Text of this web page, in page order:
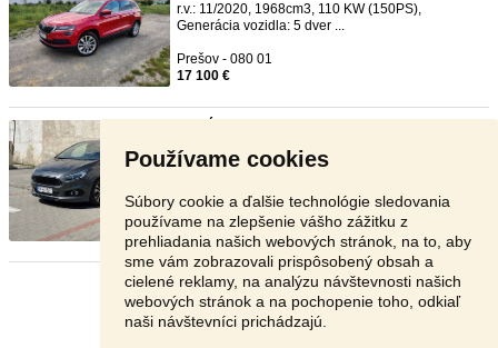
Používame cookies
Súbory cookie a ďalšie technológie sledovania
používame na zlepšenie vášho zážitku z
prehliadania našich webových stránok, na to, aby
sme vám zobrazovali prispôsobený obsah a
cielené reklamy, na analýzu návštevnosti našich
webových stránok a na pochopenie toho, odkiaľ
naši návštevníci prichádzajú.
r.v.: 11/2020, 1968cm3, 110 KW (150PS),
Generácia vozidla: 5 dver ...
Prešov - 080 01
17 100 €
Predám Ford S-Max 2.0 TDCI 140kW, 8-st.
Košice - 040 01
12 000 €
Stránka: 1 2 3 Ďalšia